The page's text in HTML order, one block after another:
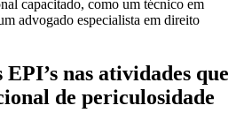
capacitado, como um técnico em
advogado especialista em direito
nas atividades que
de periculosidade